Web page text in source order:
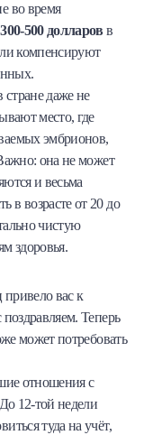
во время
300-500 долларов в
компенсируют
стране даже не
место, где
эмбрионов,
она не может
и весьма
в возрасте от 20 до
чистую
здоровья.
вас к
Теперь
может потребовать
отношения с
12-той недели
туда на учёт,